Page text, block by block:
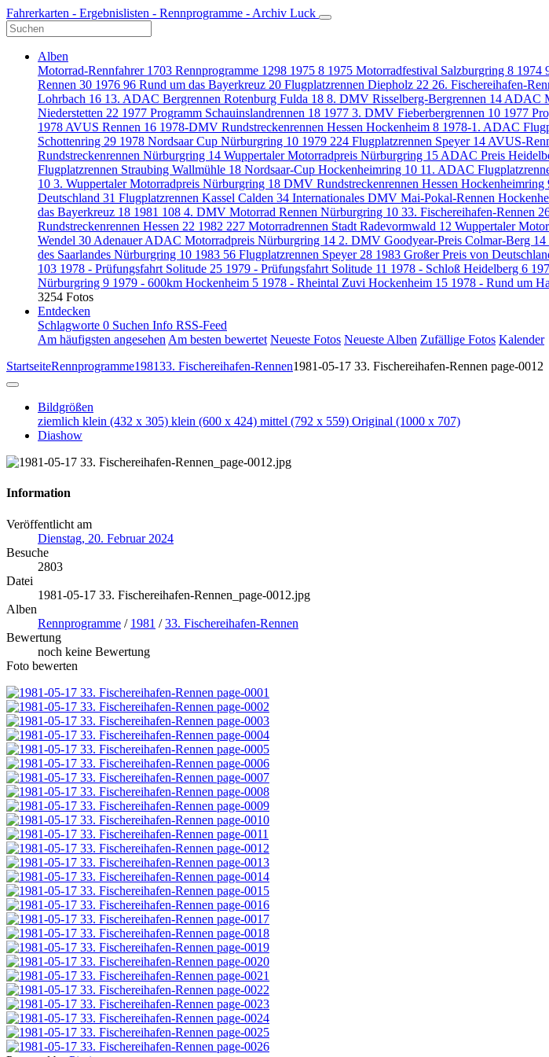
Fahrerkarten - Ergebnislisten - Rennprogramme - Archiv Luck
Alben
Motorrad-Rennfahrer 1703 Rennprogramme 1298 1975 8 1975 Motorradfestival Salzburgring 8 1974
Rennen 30 1976 96 Rund um das Bayerkreuz 20 Flugplatzrennen Diepholz 22 26. Fischereihafen-
Lohrbach 16 13. ADAC Bergrennen Rotenburg Fulda 18 8. DMV Risselberg-Bergrennen 14 ADAC
Niederstetten 22 1977 Programm Schauinslandrennen 18 1977 3. DMV Fieberbergrennen 10 1977
1978 AVUS Rennen 16 1978-DMV Rundstreckenrennen Hessen Hockenheim 8 1978-1. ADAC
Schottenring 29 1978 Nordsaar Cup Nürburgring 10 1979 224 Flugplatzrennen Speyer 14 AVUS-
Rundstreckenrennen Nürburgring 14 Wuppertaler Motorradpreis Nürburgring 15 ADAC Preis
Flugplatzrennen Straubing Wallmühle 18 Nordsaar-Cup Hockenheimring 10 11. ADAC
10 3. Wuppertaler Motorradpreis Nürburgring 18 DMV Rundstreckenrennen Hessen Hockenheimring
Deutschland 31 Flugplatzrennen Kassel Calden 34 Internationales DMV Mai-Pokal-Rennen
das Bayerkreuz 18 1981 108 4. DMV Motorrad Rennen Nürburgring 10 33. Fischereihafen-Rennen
Rundstreckenrennen Hessen 22 1982 227 Motorradrennen Stadt Radevormwald 12 Wuppertaler
Wendel 30 Adenauer ADAC Motorradpreis Nürburgring 14 2. DMV Goodyear-Preis Colmar-Berg 14
des Saarlandes Nürburgring 10 1983 56 Flugplatzrennen Speyer 28 1983 Großer Preis von
103 1978 - Prüfungsfahrt Solitude 25 1979 - Prüfungsfahrt Solitude 11 1978 - Schloß Heidelberg 6
Nürburgring 9 1979 - 600km Hockenheim 5 1978 - Rheintal Zuvi Hockenheim 15 1978 - Rund um
3254 Fotos
Entdecken
Schlagworte 0 Suchen Info RSS-Feed
Am häufigsten angesehen Am besten bewertet Neueste Fotos Neueste Alben Zufällige Fotos Kalender
StartseiteRennprogramme198133. Fischereihafen-Rennen1981-05-17 33. Fischereihafen-Rennen page-0012
Bildgrößen
ziemlich klein (432 x 305) klein (600 x 424) mittel (792 x 559) Original (1000 x 707)
Diashow
Information
Veröffentlicht am
Dienstag, 20. Februar 2024
Besuche
2803
Datei
1981-05-17 33. Fischereihafen-Rennen_page-0012.jpg
Alben
Rennprogramme / 1981 /33. Fischereihafen-Rennen
Bewertung
noch keine Bewertung
Foto bewerten